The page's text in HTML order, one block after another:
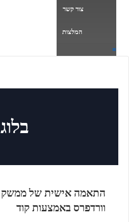
צור קשר
המלצות
≡
בלוג
התאמה אישית של ממשק
וורדפרס באמצעות קוד